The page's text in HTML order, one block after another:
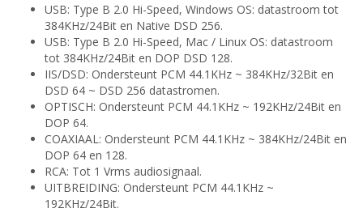
USB: Type B 2.0 Hi-Speed, Windows OS: datastroom tot
384KHz/24Bit en Native DSD 256.
USB: Type B 2.0 Hi-Speed, Mac / Linux OS: datastroom
tot 384KHz/24Bit en DOP DSD 128.
IIS/DSD: Ondersteunt PCM 44.1KHz ~ 384KHz/32Bit en
DSD 64 ~ DSD 256 datastromen.
OPTISCH: Ondersteunt PCM 44.1KHz ~ 192KHz/24Bit en
DOP 64.
COAXIAAL: Ondersteunt PCM 44.1KHz ~ 384KHz/24Bit en
DOP 64 en 128.
RCA: Tot 1 Vrms audiosignaal.
UITBREIDING: Ondersteunt PCM 44.1KHz ~
192KHz/24Bit.